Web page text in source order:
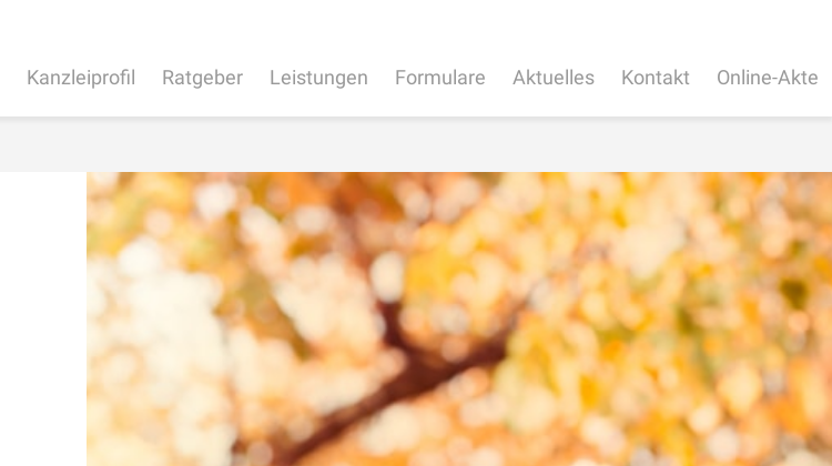
Kanzleiprofil Ratgeber Leistungen Formulare Aktuelles Kontakt Online-Akte